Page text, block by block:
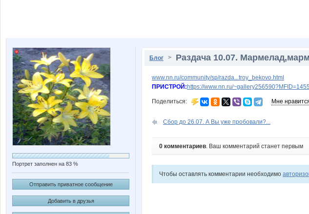
Портрет заполнен на 83 %
Отправить приватное сообщение
Добавить в друзья
Блог > Раздача 10.07.
www.nn.ru/community/sp/razda...troy_bekovo.html
ПРИСТРОЙ: https://www.nn.ru/
Поделиться: Мне
Сбор до 26.07. А Вы уже пробовали?...
0 комментариев. Ваш комментарий станет первым
Чтобы оставлять комментарии необходимо